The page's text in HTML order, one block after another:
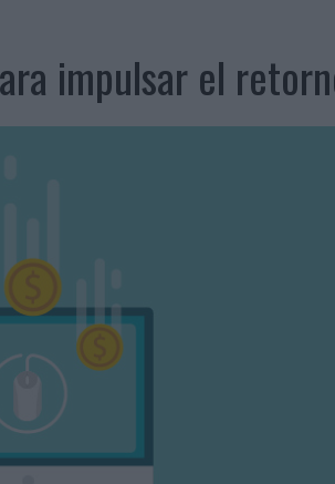
EN VERANO Y SUPERA AL MÓVIL COMO DISPOSITIVO MÁS
COMERCIAL GLOBAL
EN SU ÚLTIMA CAMPAÑA INTERNACIONAL
MARCA A LARGO PLAZO Y LA MEDICIÓN SON DOS CARAS
DE INUSUALY PARA CERVEZA CAPAZ
ORANGE
impulsar el